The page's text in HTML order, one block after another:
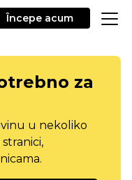
Începe acum
za
u nekoliko